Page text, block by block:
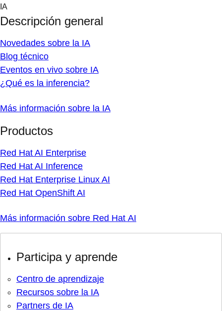
Skip
content
IA
Descripción general
Novedades sobre la IA
Blog técnico
Eventos en vivo sobre IA
¿Qué es la inferencia?
Más información sobre la IA
Productos
Red Hat AI Enterprise
Red Hat AI Inference
Red Hat Enterprise Linux AI
Red Hat OpenShift AI
Más información sobre Red Hat AI
Participa y aprende
Centro de aprendizaje
Recursos sobre la IA
Partners de IA